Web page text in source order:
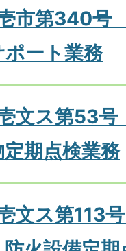
壱市第340
ート業務
壱文ス第53
期点検業務
壱文ス第